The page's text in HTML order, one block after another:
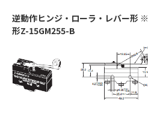
逆動作ヒンジ・ローラ・レバー形 ※
形Z-15GM255-B